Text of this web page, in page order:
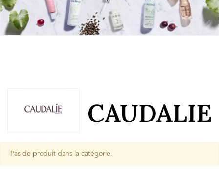
CAUDALIE
Pas de produit dans la catégorie.